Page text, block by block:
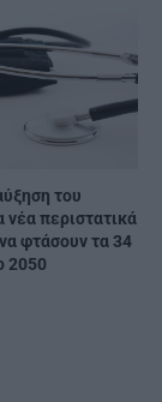
του
νέα περιστατικά
φτάσουν τα 34
2050